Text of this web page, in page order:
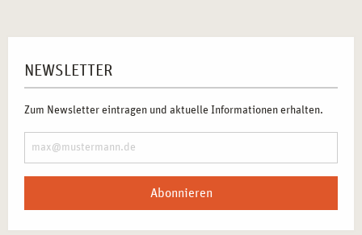
NEWSLETTER
Zum Newsletter eintragen und aktuelle Informationen erhalten.
Abonnieren